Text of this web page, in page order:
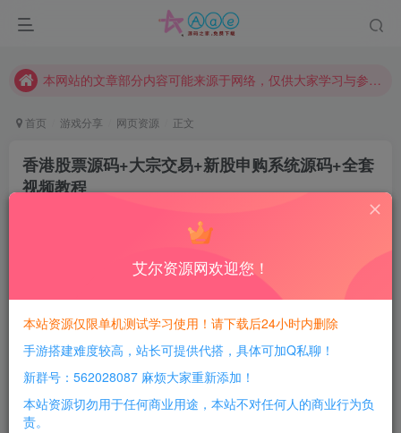
现在赞助会员享受专属折扣，详情点击此条公告。
本网站的文章部分内容可能来源于网络，仅供大家学习与参考，如有侵权，请联系站长QQ466107887进行删除处理。
首页 游戏分享 网页资源 正文
香港股票源码+大宗交易+新股申购系统源码+全套
视频教程
每日活跃最高可获得600积分！所有资源可以使用
积分免费兑换！
软件介绍：
香港股票源码/大宗交易与新股申购系统源码/视频搭建教
程
艾尔资源网欢迎您！
本站资源仅限单机测试学习使用！请下载后24小时内删除
手游搭建难度较高，站长可提供代搭，具体可加Q私聊！
新群号：562028087 麻烦大家重新添加！
本站资源切勿用于任何商业用途，本站不对任何人的商业行为负
责。